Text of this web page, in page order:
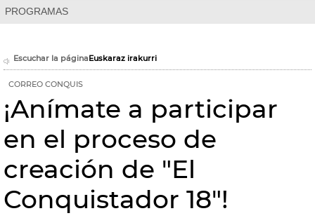
PROGRAMAS
Escuchar la páginaEuskaraz irakurri
CORREO CONQUIS
¡Anímate a participar
en el proceso de
creación de "El
Conquistador 18"!